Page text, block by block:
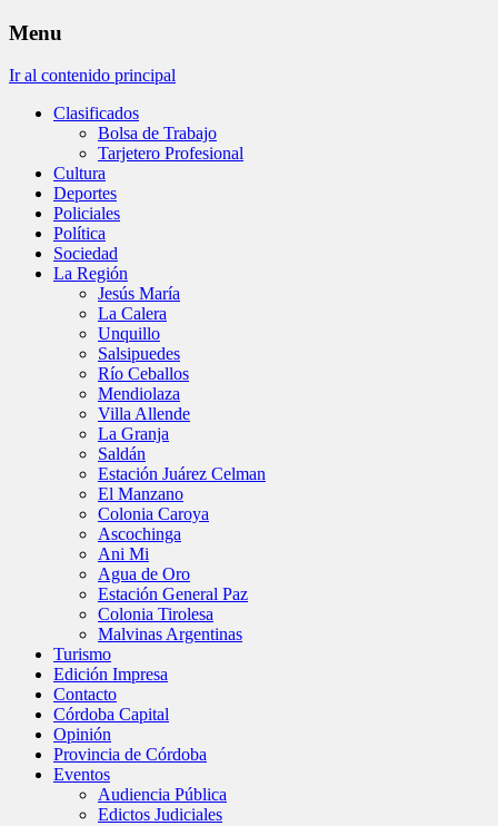
Menu
Ir al contenido principal
Clasificados
Bolsa de Trabajo
Tarjetero Profesional
Cultura
Deportes
Policiales
Política
Sociedad
La Región
Jesús María
La Calera
Unquillo
Salsipuedes
Río Ceballos
Mendiolaza
Villa Allende
La Granja
Saldán
Estación Juárez Celman
El Manzano
Colonia Caroya
Ascochinga
Ani Mi
Agua de Oro
Estación General Paz
Colonia Tirolesa
Malvinas Argentinas
Turismo
Edición Impresa
Contacto
Córdoba Capital
Opinión
Provincia de Córdoba
Eventos
Audiencia Pública
Edictos Judiciales